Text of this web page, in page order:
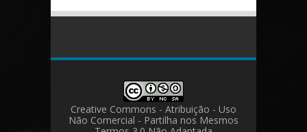
Creative Commons - Atribuição - Uso
Não Comercial - Partilha nos Mesmos